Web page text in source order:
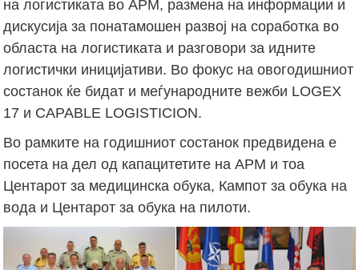
на логистиката во АРМ, размена на информации и
дискусија за понатамошен развој на соработка во
областа на логистиката и разговори за идните
логистички иницијативи. Во фокус на овогодишниот
состанок ќе бидат и меѓународните вежби LOGEX
17 и CAPABLE LOGISTICION.
Во рамките на годишниот состанок предвидена е
посета на дел од капацитетите на АРМ и тоа
Центарот за медицинска обука, Кампот за обука на
вода и Центарот за обука на пилоти.